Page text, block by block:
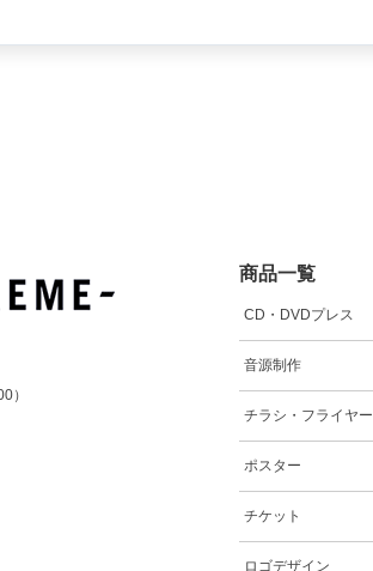
）
商品一覧
CD・DVDプレス
音源制作
チラシ・フライヤー
ポスター
チケット
ロゴデザイン